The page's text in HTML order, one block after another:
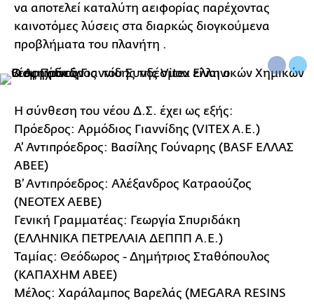
να αποτελεί καταλύτη αειφορίας παρέχοντας
καινοτόμες λύσεις στα διαρκώς διογκούμενα
προβλήματα του πλανήτη .
Η σύνθεση του νέου Δ.Σ. έχει ως εξής:
Πρόεδρος: Αρμόδιος Γιαννίδης (VITEX A.E.)
Α’ Αντιπρόεδρος: Βασίλης Γούναρης (BASF ΕΛΛΑΣ
ΑΒΕΕ)
B’ Aντιπρόεδρος: Αλέξανδρος Κατραούζος
(NEOTEX AEBE)
Γενική Γραμματέας: Γεωργία Σπυριδάκη
(ΕΛΛΗΝΙΚΑ ΠΕΤΡΕΛΑΙΑ ΔΕΠΠΠ Α.Ε.)
Ταμίας: Θεόδωρος - Δημήτριος Σταθόπουλος
(ΚΑΠΑΧΗΜ ΑΒΕΕ)
Μέλος: Χαράλαμπος Βαρελάς (MEGARA RESINS